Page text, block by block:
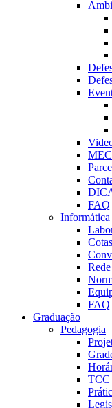
MEC
FAQ
Informática
FAQ
Graduação
Pedagogia
TCC